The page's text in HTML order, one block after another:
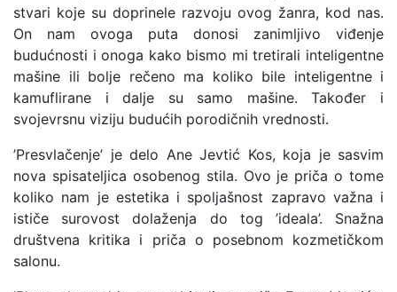
stvari koje su doprinele razvoju ovog žanra, kod nas.
On nam ovoga puta donosi zanimljivo viđenje
budućnosti i onoga kako bismo mi tretirali inteligentne
mašine ili bolje rečeno ma koliko bile inteligentne i
kamuflirane i dalje su samo mašine. Također i
svojevrsnu viziju budućih porodičnih vrednosti.
’Presvlačenje’ je delo Ane Jevtić Kos, koja je sasvim
nova spisateljica osobenog stila. Ovo je priča o tome
koliko nam je estetika i spoljašnost zapravo važna i
ističe surovost dolaženja do tog ’ideala’. Snažna
društvena kritika i priča o posebnom kozmetičkom
salonu.